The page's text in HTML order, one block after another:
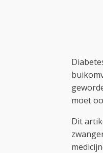
moet
Dit